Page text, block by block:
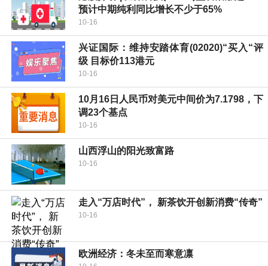
预计中期纯利同比增长不少于65%
10-16
兴证国际：维持安踏体育(02020)“买入“评
级 目标价113港元
10-16
10月16日人民币对美元中间价为7.1798，下
调23个基点
10-16
山西浮山的阳光致富路
10-16
走入“万店时代”， 新茶饮开创新消费“传奇”
10-16
欧洲经济：冬未至而寒意凛